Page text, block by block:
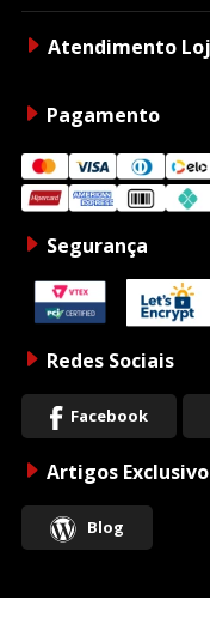
Atendimento
Pagamento
Segurança
Redes Sociais
Facebook
Artigos
Blog